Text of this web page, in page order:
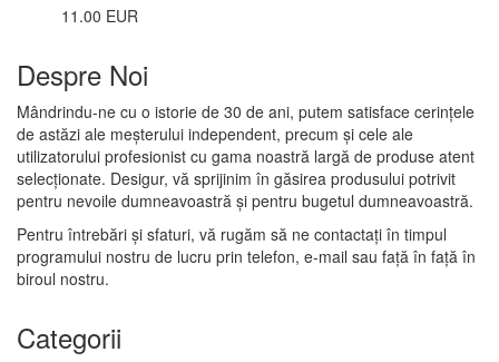
11.00 EUR
Despre Noi
Mândrindu-ne cu o istorie de 30 de ani, putem satisface cerințele
de astăzi ale meșterului independent, precum și cele ale
utilizatorului profesionist cu gama noastră largă de produse atent
selecționate. Desigur, vă sprijinim în găsirea produsului potrivit
pentru nevoile dumneavoastră și pentru bugetul dumneavoastră.
Pentru întrebări și sfaturi, vă rugăm să ne contactați în timpul
programului nostru de lucru prin telefon, e-mail sau față în față în
biroul nostru.
Categorii